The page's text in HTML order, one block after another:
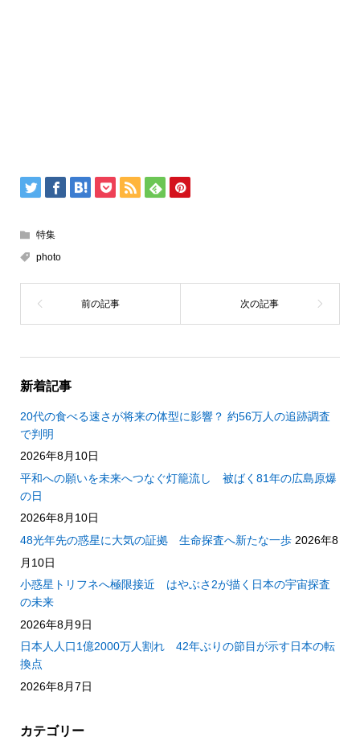
特集
photo
新着記事
20代の食べる速さが将来の体型に影響？ 約56万人の追跡調査
で判明
2026年8月10日
平和への願いを未来へつなぐ灯籠流し 被ばく81年の広島原爆
の日
2026年8月10日
48光年先の惑星に大気の証拠 生命探査へ新たな一歩 2026年8
月10日
小惑星トリフネへ極限接近 はやぶさ2が描く日本の宇宙探査
の未来
2026年8月9日
日本人人口1億2000万人割れ 42年ぶりの節目が示す日本の転
換点
2026年8月7日
カテゴリー